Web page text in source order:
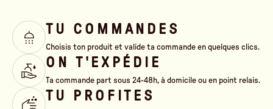
TU COMMANDES
Choisis ton produit et valide ta commande en quelques clics.
ON T'EXPÉDIE
Ta commande part sous 24-48h, à domicile ou en point relais.
TU PROFITES